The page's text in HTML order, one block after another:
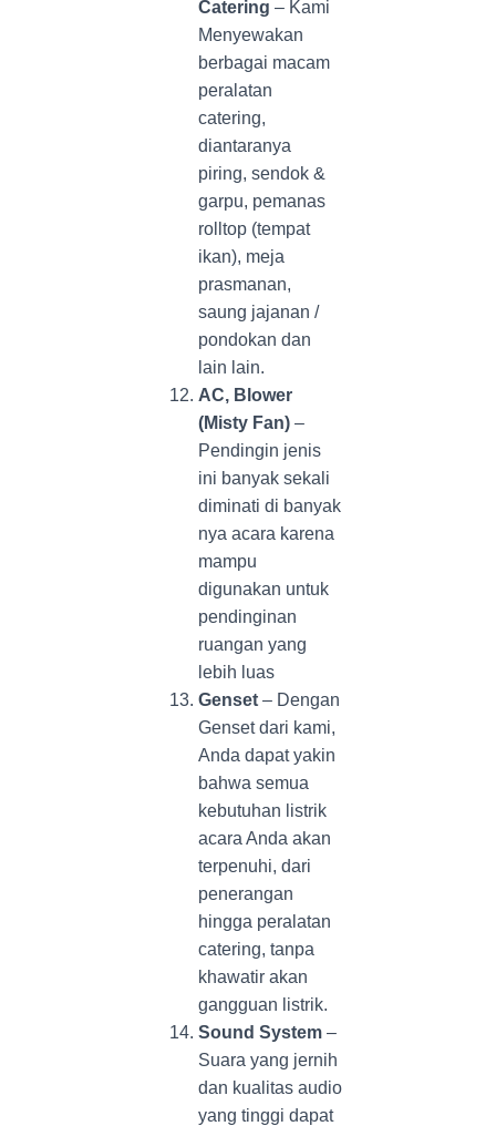
Catering – Kami
Menyewakan
berbagai macam
peralatan
catering,
diantaranya
piring, sendok &
garpu, pemanas
rolltop (tempat
ikan), meja
prasmanan,
saung jajanan /
pondokan dan
lain lain.
AC, Blower
(Misty Fan) –
Pendingin jenis
ini banyak sekali
diminati di banyak
nya acara karena
mampu
digunakan untuk
pendinginan
ruangan yang
lebih luas
Genset – Dengan
Genset dari kami,
Anda dapat yakin
bahwa semua
kebutuhan listrik
acara Anda akan
terpenuhi, dari
penerangan
hingga peralatan
catering, tanpa
khawatir akan
gangguan listrik.
Sound System –
Suara yang jernih
dan kualitas audio
yang tinggi dapat